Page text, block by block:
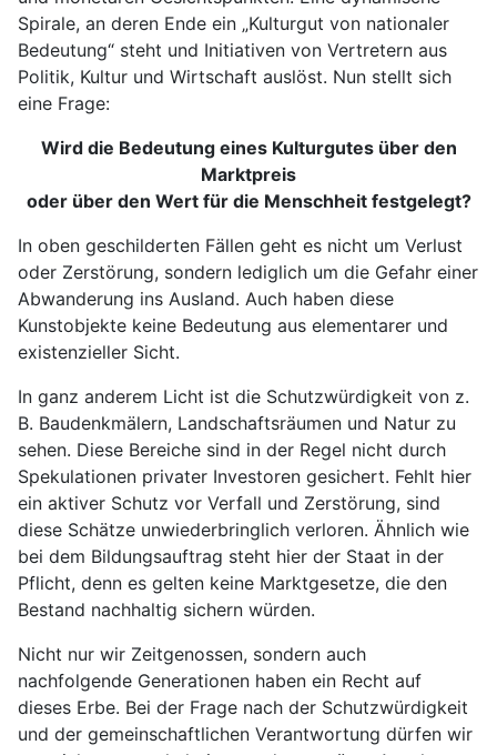
Spirale, an deren Ende ein „Kulturgut von nationaler
Bedeutung“ steht und Initiativen von Vertretern aus
Politik, Kultur und Wirtschaft auslöst. Nun stellt sich
eine Frage:
Wird die Bedeutung eines Kulturgutes über den
Marktpreis
oder über den Wert für die Menschheit festgelegt?
In oben geschilderten Fällen geht es nicht um Verlust
oder Zerstörung, sondern lediglich um die Gefahr einer
Abwanderung ins Ausland. Auch haben diese
Kunstobjekte keine Bedeutung aus elementarer und
existenzieller Sicht.
In ganz anderem Licht ist die Schutzwürdigkeit von z.
B. Baudenkmälern, Landschaftsräumen und Natur zu
sehen. Diese Bereiche sind in der Regel nicht durch
Spekulationen privater Investoren gesichert. Fehlt hier
ein aktiver Schutz vor Verfall und Zerstörung, sind
diese Schätze unwiederbringlich verloren. Ähnlich wie
bei dem Bildungsauftrag steht hier der Staat in der
Pflicht, denn es gelten keine Marktgesetze, die den
Bestand nachhaltig sichern würden.
Nicht nur wir Zeitgenossen, sondern auch
nachfolgende Generationen haben ein Recht auf
dieses Erbe. Bei der Frage nach der Schutzwürdigkeit
und der gemeinschaftlichen Verantwortung dürfen wir